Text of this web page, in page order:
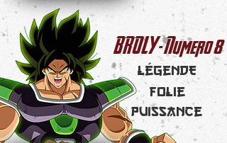
BROLY - Numero8
LégendE
Folie
puissance